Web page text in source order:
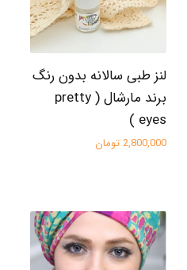
لنز طبی سالانه بدون رنگ
برند مارشال ( pretty
eyes )
2,800,000 تومان